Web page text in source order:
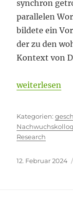
synchron
parallelen
bildete ein
der zu den
Kontext von
„A curriculum
weiterlesen
Research
Veröffentlicht
12. Februar 2024